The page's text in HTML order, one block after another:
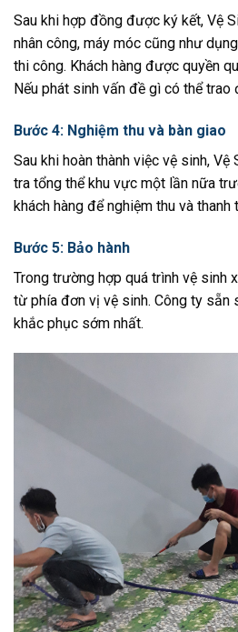
Sau khi hợp đồng được ký kết, Vệ
nhân công, máy móc cũng như
thi công. Khách hàng được quyền
Nếu phát sinh vấn đề gì có thể
Bước 4: Nghiệm thu và bàn giao
Sau khi hoàn thành việc vệ sinh, Vệ
tra tổng thể khu vực một lần nữa
khách hàng để nghiệm thu và thanh
Bước 5: Bảo hành
Trong trường hợp quá trình vệ sinh
từ phía đơn vị vệ sinh. Công ty sẵn
khắc phục sớm nhất.